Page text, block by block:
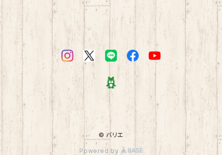
カットソー
ジャケット
ブルゾン
コート
スウェット
スニーカー
パンプス
ミュール
フラットシューズ
ショルダーバッグ
トートバッグ
ハンドバッグ
小物その他
© バリエ
Powered by